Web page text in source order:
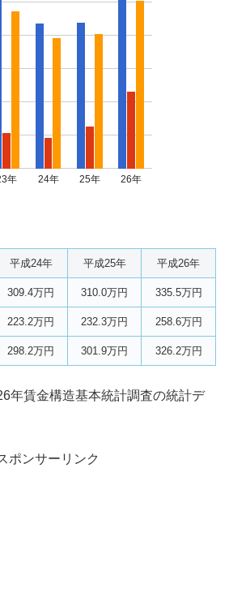
年 24年 25年 26年
平成24年 平成25年 平成26年
309.4万円 310.0万円 335.5万円
223.2万円 232.3万円 258.6万円
298.2万円 301.9万円 326.2万円
年賃金構造基本統計調査の統計デ
ポンサーリンク